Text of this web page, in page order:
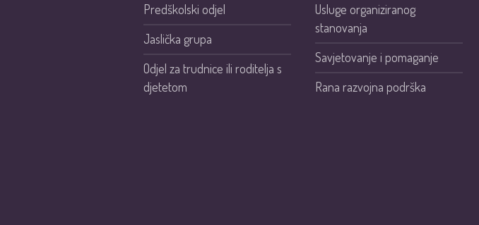
Predškolski odjel
Jaslička grupa
Odjel za trudnice ili roditelja s
djetetom
Usluge organiziranog
stanovanja
Savjetovanje i pomaganje
Rana razvojna podrška